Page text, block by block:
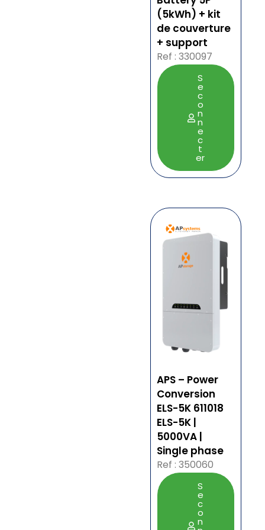
(5kWh) + kit
de couverture
+ support
Ref : 330097
S
e
c
o
n
n
e
c
t
er
APS – Power
Conversion
ELS-5K 611018
ELS-5K |
5000VA |
Single phase
Ref : 350060
S
e
c
o
n